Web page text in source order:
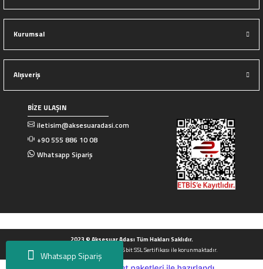
Whatsapp Sipariş
Kurumsal
Alışveriş
BİZE ULAŞIN
iletisim@aksesuaradasi.com
+90 555 886 10 08
Whatsapp Sipariş
2023 © Aksesuar Adası Tüm Hakları Saklıdır.
Tüm Kredi kartı bilgileriniz 256bit SSL Sertifikası ile korunmaktadır.